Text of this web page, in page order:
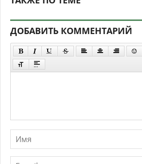
ДОБАВИТЬ КОММЕНТАРИЙ